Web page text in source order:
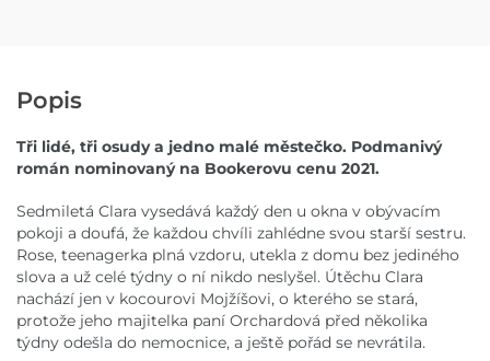
Popis
Tři lidé, tři osudy a jedno malé městečko. Podmanivý
román nominovaný na Bookerovu cenu 2021.
Sedmiletá Clara vysedává každý den u okna v obývacím
pokoji a doufá, že každou chvíli zahlédne svou starší sestru.
Rose, teenagerka plná vzdoru, utekla z domu bez jediného
slova a už celé týdny o ní nikdo neslyšel. Útěchu Clara
nachází jen v kocourovi Mojžíšovi, o kterého se stará,
protože jeho majitelka paní Orchardová před několika
týdny odešla do nemocnice, a ještě pořád se nevrátila.